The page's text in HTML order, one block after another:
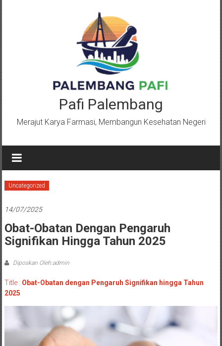
Pafi Palembang
Merajut Karya Farmasi, Membangun Kesehatan Negeri
Uncategorized
14/07/2025
Obat-Obatan Dengan Pengaruh
Signifikan Hingga Tahun 2025
Diposkan Oleh:admin
Title : Obat-Obatan dengan Pengaruh Signifikan hingga Tahun
2025